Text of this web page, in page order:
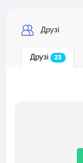
Друзі
Друзі 23